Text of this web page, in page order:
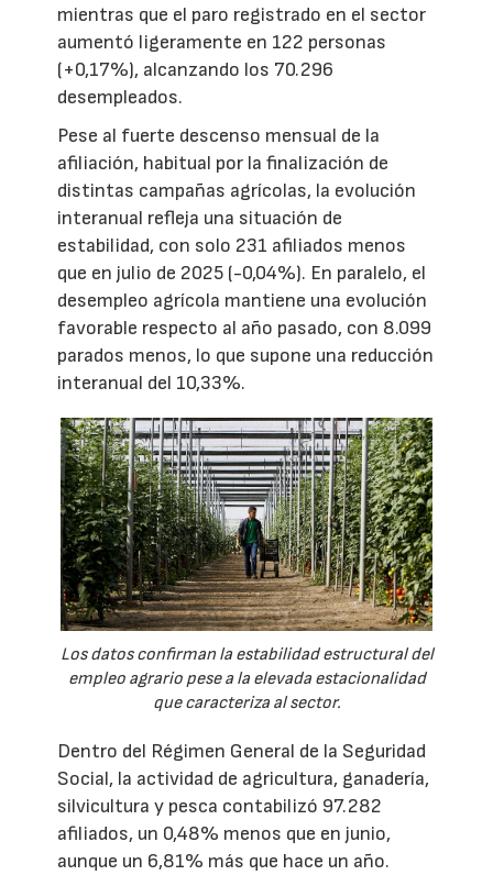
mientras que el paro registrado en el sector
aumentó ligeramente en 122 personas
(+0,17%), alcanzando los 70.296
desempleados.
Pese al fuerte descenso mensual de la
afiliación, habitual por la finalización de
distintas campañas agrícolas, la evolución
interanual refleja una situación de
estabilidad, con solo 231 afiliados menos
que en julio de 2025 (-0,04%). En paralelo, el
desempleo agrícola mantiene una evolución
favorable respecto al año pasado, con 8.099
parados menos, lo que supone una reducción
interanual del 10,33%.
Los datos confirman la estabilidad estructural del
empleo agrario pese a la elevada estacionalidad
que caracteriza al sector.
Dentro del Régimen General de la Seguridad
Social, la actividad de agricultura, ganadería,
silvicultura y pesca contabilizó 97.282
afiliados, un 0,48% menos que en junio,
aunque un 6,81% más que hace un año.